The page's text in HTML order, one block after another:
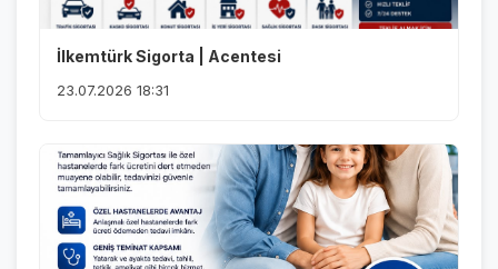
İlkemtürk Sigorta | Acentesi
23.07.2026 18:31